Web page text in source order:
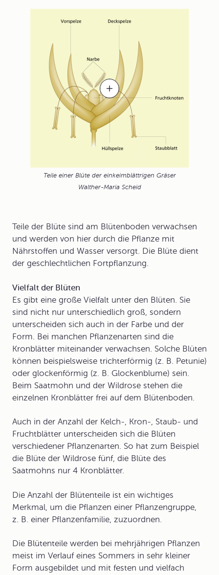
Teile einer Blüte der einkeimblättrigen Gräser
Walther-Maria Scheid
Teile der Blüte sind am Blütenboden verwachsen
und werden von hier durch die Pflanze mit
Nährstoffen und Wasser versorgt. Die Blüte dient
der geschlechtlichen Fortpflanzung.
Vielfalt der Blüten
Es gibt eine große Vielfalt unter den Blüten. Sie
sind nicht nur unterschiedlich groß, sondern
unterscheiden sich auch in der Farbe und der
Form. Bei manchen Pflanzenarten sind die
Kronblätter miteinander verwachsen. Solche Blüten
können beispielsweise trichterförmig (z. B. Petunie)
oder glockenförmig (z. B. Glockenblume) sein.
Beim Saatmohn und der Wildrose stehen die
einzelnen Kronblätter frei auf dem Blütenboden.
Auch in der Anzahl der Kelch-, Kron-, Staub- und
Fruchtblätter unterscheiden sich die Blüten
verschiedener Pflanzenarten. So hat zum Beispiel
die Blüte der Wildrose fünf, die Blüte des
Saatmohns nur 4 Kronblätter.
Die Anzahl der Blütenteile ist ein wichtiges
Merkmal, um die Pflanzen einer Pflanzengruppe,
z. B. einer Pflanzenfamilie, zuzuordnen.
Die Blütenteile werden bei mehrjährigen Pflanzen
meist im Verlauf eines Sommers in sehr kleiner
Form ausgebildet und mit festen und vielfach